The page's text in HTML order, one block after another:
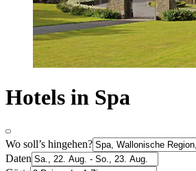
Hotels in Spa
Wo soll’s hingehen?
Daten